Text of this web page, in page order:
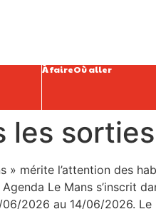
À faireOù aller
les
» mérite l’attention des
Le Mans s’inscrit
2026 au 14/06/2026.